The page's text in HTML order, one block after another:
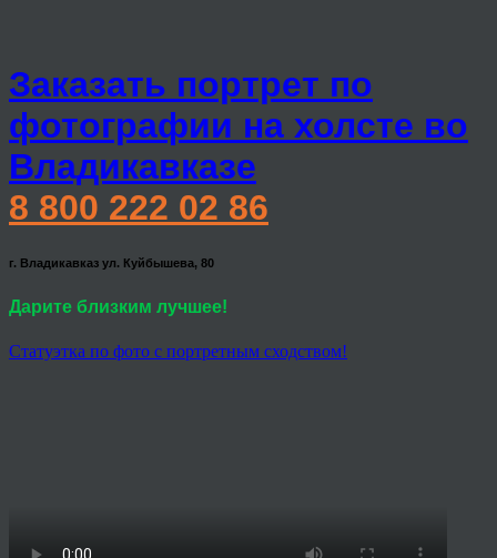
Заказать портрет по
фотографии на холсте во
Владикавказе
8 800 222 02 86
г. Владикавказ ул. Куйбышева, 80
Дарите близким лучшее!
Статуэтка по фото с портретным сходством!